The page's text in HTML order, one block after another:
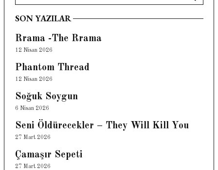
for: Search
SON YAZILAR
Rrama -The Rrama
12 Nisan 2026
Phantom Thread
12 Nisan 2026
Soğuk Soygun
6 Nisan 2026
Seni Öldürecekler – They Will Kill You
27 Mart 2026
Çamaşır Sepeti
27 Mart 2026